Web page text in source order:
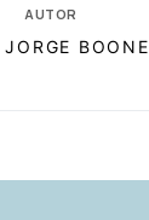
AUTOR
BOONE